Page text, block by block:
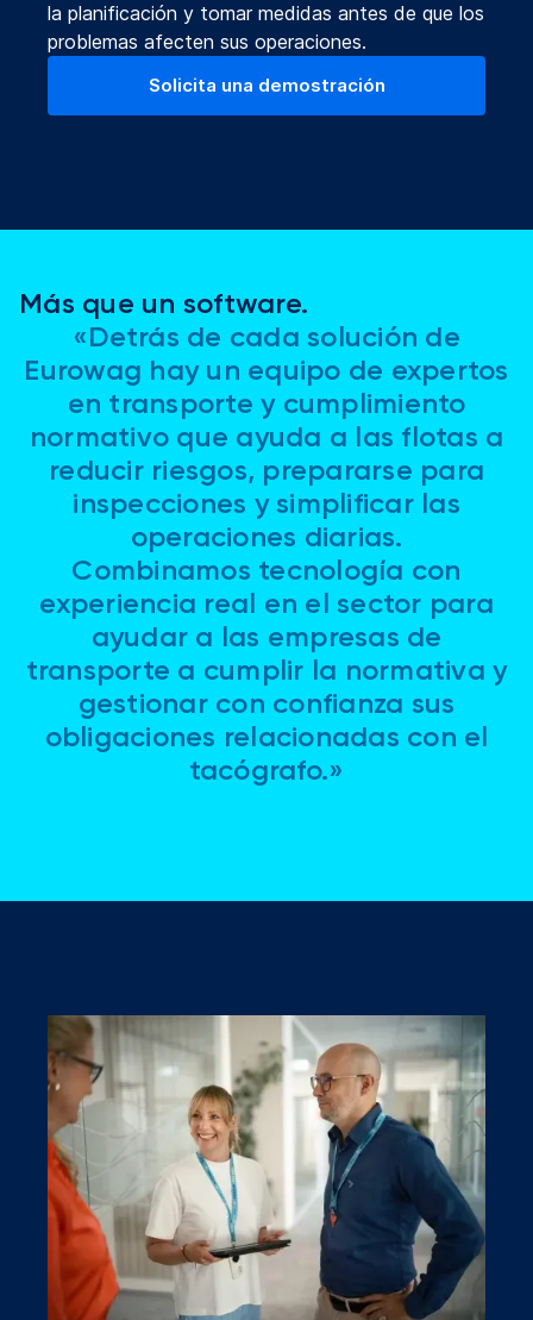
la planificación y tomar medidas antes de que los
problemas afecten sus operaciones.
Solicita una demostración
Más que un software.
«Detrás de cada solución de
Eurowag hay un equipo de expertos
en transporte y cumplimiento
normativo que ayuda a las flotas a
reducir riesgos, prepararse para
inspecciones y simplificar las
operaciones diarias.
Combinamos tecnología con
experiencia real en el sector para
ayudar a las empresas de
transporte a cumplir la normativa y
gestionar con confianza sus
obligaciones relacionadas con el
tacógrafo.»